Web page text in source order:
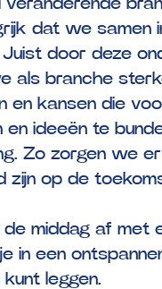
dat we samen
Juist door deze
als branche
en kansen die
en ideeën te
Zo zorgen we
zijn op de
de middag af met
in een
leggen.